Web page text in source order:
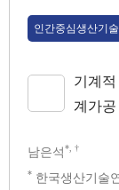
인간중심생산기술
기계
계가
남은석*, †
* 한국생산기술